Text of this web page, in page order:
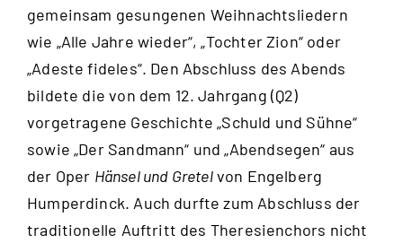
gemeinsam gesungenen Weihnachtsliedern
wie „Alle Jahre wieder“, „Tochter Zion“ oder
„Adeste fideles“. Den Abschluss des Abends
bildete die von dem 12. Jahrgang (Q2)
vorgetragene Geschichte „Schuld und Sühne“
sowie „Der Sandmann“ und „Abendsegen“ aus
der Oper Hänsel und Gretelvon Engelberg
Humperdinck. Auch durfte zum Abschluss der
traditionelle Auftritt des Theresienchors nicht